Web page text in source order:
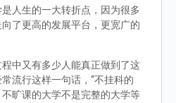
人生的一大转折点，因为很多
了更高的发展平台，更宽广的
中又有多少人能真正做到了这
流行这样一句话，“不挂科的
旷课的大学不是完整的大学等